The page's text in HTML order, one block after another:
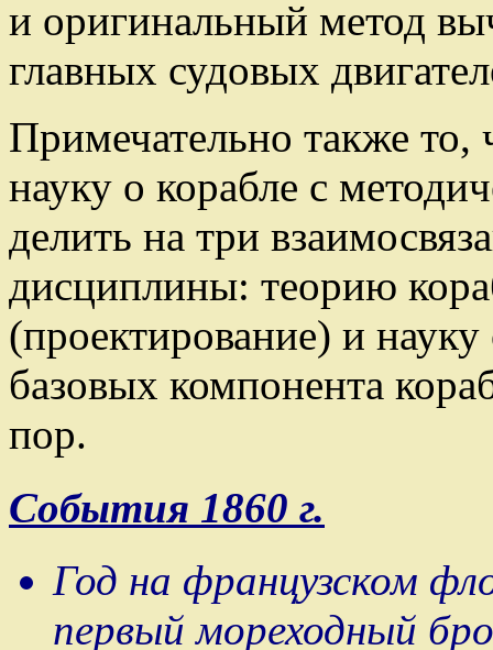
и оригинальный метод
главных судовых
Примечательно также
науку о корабле с
делить на три
дисциплины: теорию
(проектирование) и
базовых компонента
пор.
События 1860 г.
Год на французском
первый мореходный